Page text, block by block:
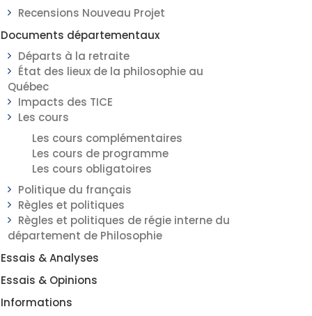
Recensions Nouveau Projet
Documents départementaux
Départs à la retraite
État des lieux de la philosophie au
Québec
Impacts des TICE
Les cours
Les cours complémentaires
Les cours de programme
Les cours obligatoires
Politique du français
Règles et politiques
Règles et politiques de régie interne du
département de Philosophie
Essais & Analyses
Essais & Opinions
Informations